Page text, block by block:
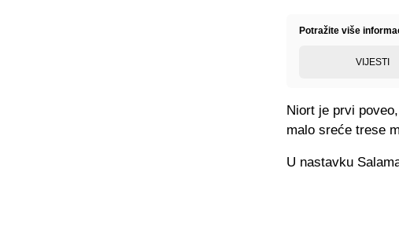
Potražite više
VIJESTI
Niort je prvi
malo sreće trese
U nastavku